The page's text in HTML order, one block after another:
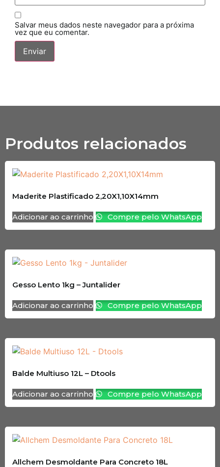
Salvar meus dados neste navegador para a próxima
vez que eu comentar.
Produtos relacionados
Maderite Plastificado 2,20X1,10X14mm
Adicionar ao carrinho Compre pelo WhatsApp
Gesso Lento 1kg – Juntalider
Adicionar ao carrinho Compre pelo WhatsApp
Balde Multiuso 12L – Dtools
Adicionar ao carrinho Compre pelo WhatsApp
Allchem Desmoldante Para Concreto 18L